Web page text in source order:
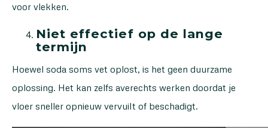
voor vlekken.
Niet effectief op de lange
termijn
Hoewel soda soms vet oplost, is het geen duurzame
oplossing. Het kan zelfs averechts werken doordat je
vloer sneller opnieuw vervuilt of beschadigt.